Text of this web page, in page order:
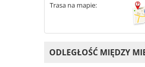
Trasa na mapie:
ODLEGŁOŚĆ MIĘDZY